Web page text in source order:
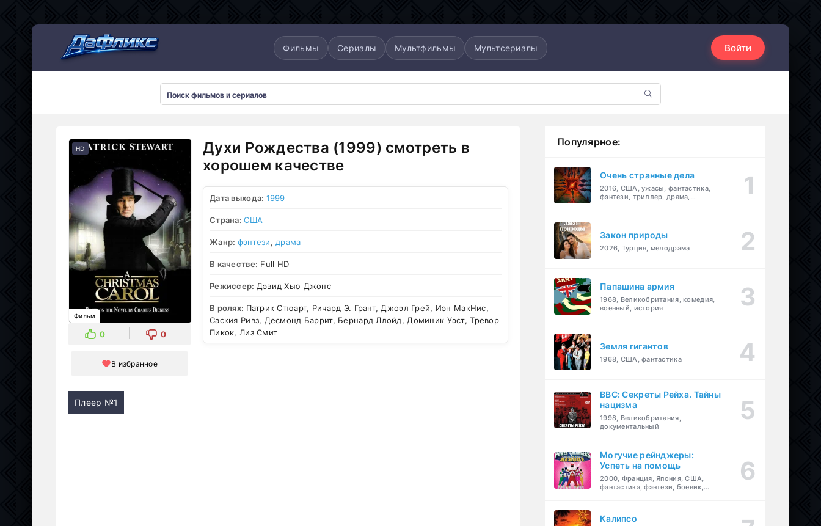
Фильмы Сериалы Мультфильмы Мультсериалы Войти
HD
Фильм
0 0
В избранное
Духи Рождества (1999) смотреть в
хорошем качестве
Дата выхода: 1999
Страна:США
Жанр: фэнтези, драма
В качестве: Full HD
Режиссер: Дэвид Хью Джонс
В ролях: Патрик Стюарт, Ричард Э. Грант, Джоэл Грей, Иэн МакНис,
Саския Ривз, Десмонд Баррит, Бернард Ллойд, Доминик Уэст, Тревор
Пикок, Лиз Смит
Плеер №1
Популярное:
Очень странные дела
2016, США, ужасы, фантастика,
фэнтези, триллер, драма,
Закон природы
2026, Турция, мелодрама
Папашина армия
1968, Великобритания, комедия,
военный, история
Земля гигантов
1968, США, фантастика
BBC: Секреты Рейха. Тайны
нацизма
1998, Великобритания,
документальный
Могучие рейнджеры:
Успеть на помощь
2000, Франция, Япония, США,
фантастика, фэнтези, боевик,
Калипсо
Мультсериалы